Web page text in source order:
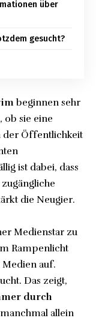
über
gesucht?
beginnen sehr
ob sie eine
der Öffentlichkeit
ist dabei, dass
die Neugier.
Medienstar zu
Rampenlicht
auf.
Das zeigt,
durch
allein